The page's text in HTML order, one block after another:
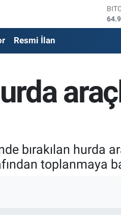
Resmi İlan
bırakılan hurda
toplanmaya